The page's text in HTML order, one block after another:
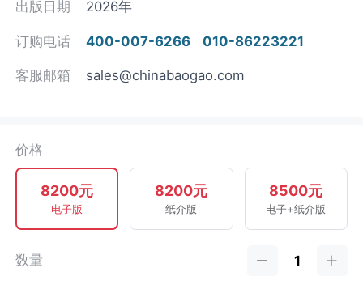
出版日期 2026年
订购电话 400-007-6266 010-86223221
客服邮箱 sales@chinabaogao.com
价格
8200元
电子版
8200元
纸介版
8500元
电子+纸介版
数量